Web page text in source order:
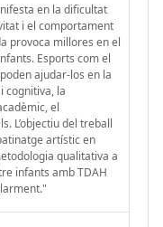
en la dificultat
i el comportament
provoca millores en el
Esports com el
ajudar-los en la
cognitiva, la
el
L’objectiu del treball
artístic en
qualitativa a
infants amb TDAH